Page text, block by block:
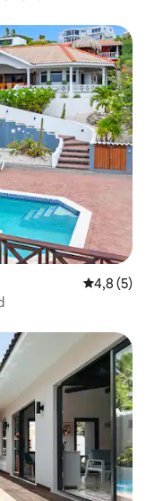
4,8 (5)